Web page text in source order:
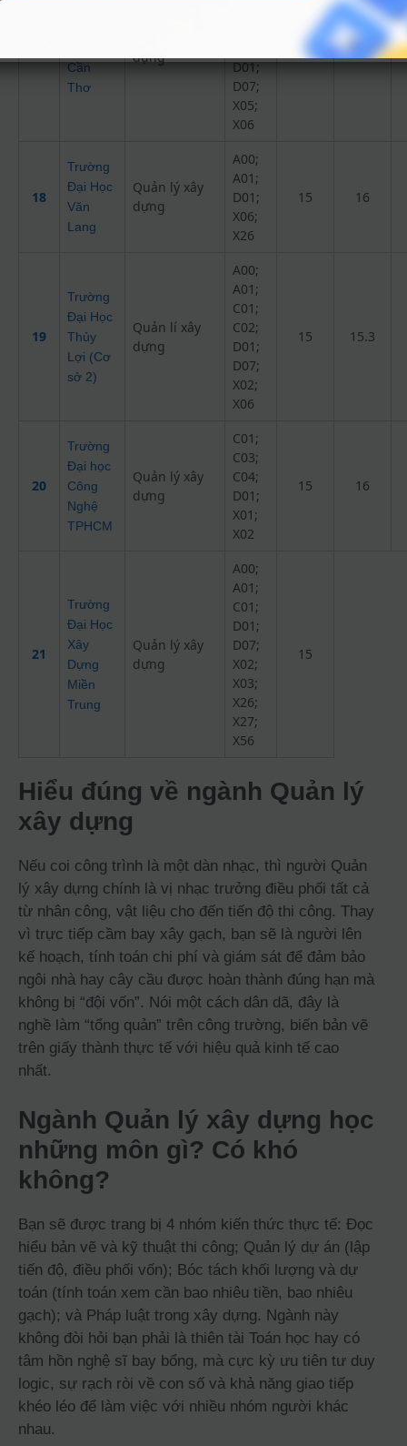
Cần
Thơ
dựng
D01;
D07;
X05;
X06
18
Trường
Đại Học
Văn
Lang
Quản lý xây
dựng
A00;
A01;
D01;
X06;
X26
15 16
19
Trường
Đại Học
Thủy
Lợi (Cơ
sở 2)
Quản lí xây
dựng
A00;
A01;
C01;
C02;
D01;
D07;
X02;
X06
15 15.3
20
Trường
Đại học
Công
Nghệ
TPHCM
Quản lý xây
dựng
C01;
C03;
C04;
D01;
X01;
X02
15 16
21
Trường
Đại Học
Xây
Dựng
Miền
Trung
Quản lý xây
dựng
A00;
A01;
C01;
D01;
D07;
X02;
X03;
X26;
X27;
X56
15
Hiểu đúng về ngành Quản lý
xây dựng
Nếu coi công trình là một dàn nhạc, thì người Quản
lý xây dựng chính là vị nhạc trưởng điều phối tất cả
từ nhân công, vật liệu cho đến tiến độ thi công. Thay
vì trực tiếp cầm bay xây gạch, bạn sẽ là người lên
kế hoạch, tính toán chi phí và giám sát để đảm bảo
ngôi nhà hay cây cầu được hoàn thành đúng hạn mà
không bị “đội vốn”. Nói một cách dân dã, đây là
nghề làm “tổng quản” trên công trường, biến bản vẽ
trên giấy thành thực tế với hiệu quả kinh tế cao
nhất.
Ngành Quản lý xây dựng học
những môn gì? Có khó
không?
Bạn sẽ được trang bị 4 nhóm kiến thức thực tế: Đọc
hiểu bản vẽ và kỹ thuật thi công; Quản lý dự án (lập
tiến độ, điều phối vốn); Bóc tách khối lượng và dự
toán (tính toán xem cần bao nhiêu tiền, bao nhiêu
gạch); và Pháp luật trong xây dựng. Ngành này
không đòi hỏi bạn phải là thiên tài Toán học hay có
tâm hồn nghệ sĩ bay bổng, mà cực kỳ ưu tiên tư duy
logic, sự rạch ròi về con số và khả năng giao tiếp
khéo léo để làm việc với nhiều nhóm người khác
nhau.